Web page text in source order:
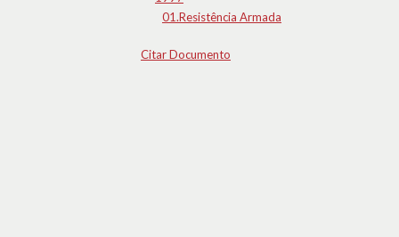
01.Resistência Armada
Citar Documento